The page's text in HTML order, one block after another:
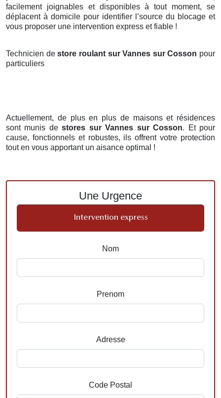
facilement joignables et disponibles à tout moment, se
déplacent à domicile pour identifier l’source du blocage et
vous proposer une intervention express et fiable !
Technicien destore roulant sur Vannes sur Cosson pour
particuliers
Actuellement, de plus en plus de maisons et résidences
sont munis destores sur Vannes sur Cosson. Et pour
cause, fonctionnels et robustes, ils offrent votre protection
tout en vous apportant un aisance optimal !
Une Urgence
Intervention express
Nom
Prenom
Adresse
Code Postal